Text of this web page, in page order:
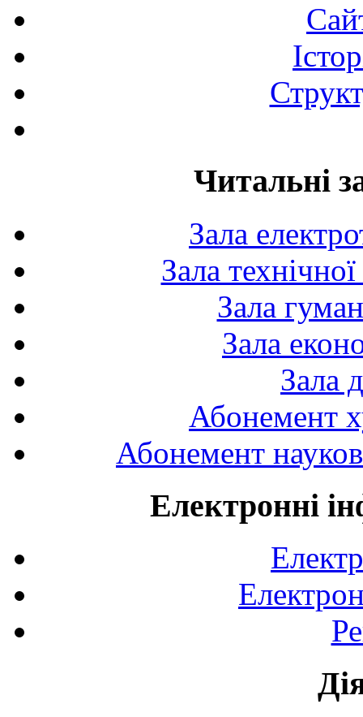
Читальні
Зала
Зала
Зала
Зала
Зала
Абонемент
Абонемент
Електронні